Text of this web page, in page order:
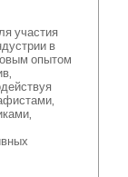
участия
в
опытом